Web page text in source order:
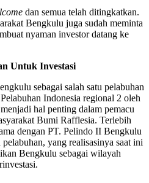
dan semua telah ditingkatkan.
Bengkulu juga sudah meminta
nyaman investor datang ke
Untuk Investasi
sebagai salah satu pelabuhan
Indonesia regional 2 oleh
hal penting dalam pemacu
Bumi Rafflesia. Terlebih
dengan PT. Pelindo II Bengkulu
yang realisasinya saat ini
Bengkulu sebagai wilayah